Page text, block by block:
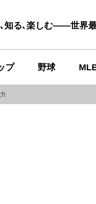
知る､楽しむ――世界
プ 野球